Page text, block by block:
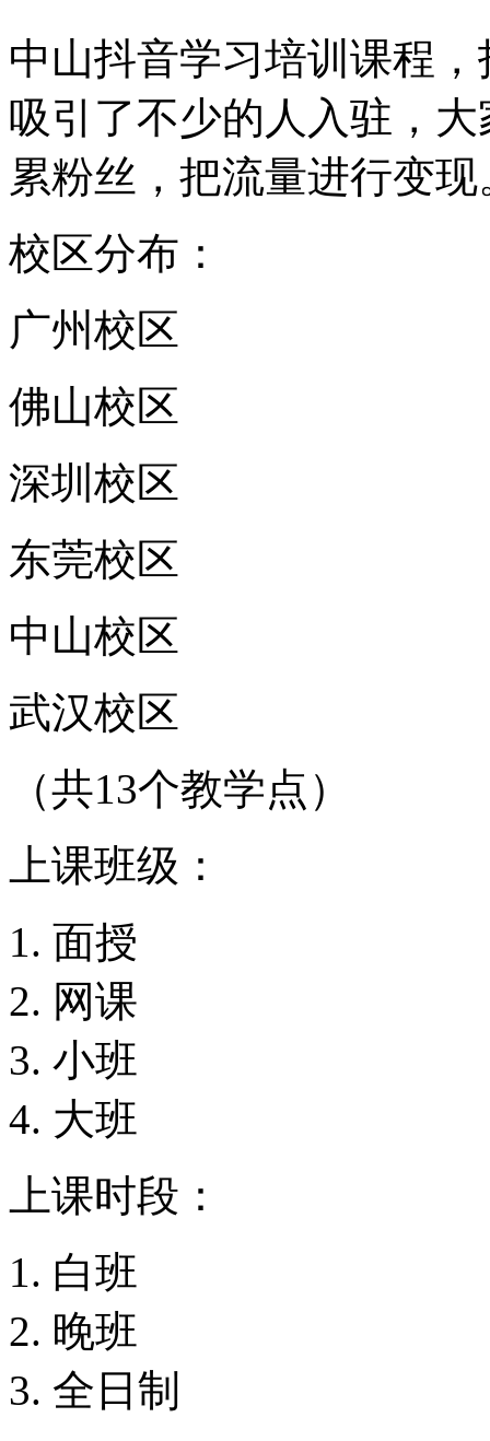
中山抖音学习培训课程
吸引了不少的人入驻，
累粉丝，把流量进行变现
校区分布：
广州校区
佛山校区
深圳校区
东莞校区
中山校区
武汉校区
（共13个教学点）
上课班级：
面授
网课
小班
大班
上课时段：
白班
晚班
全日制